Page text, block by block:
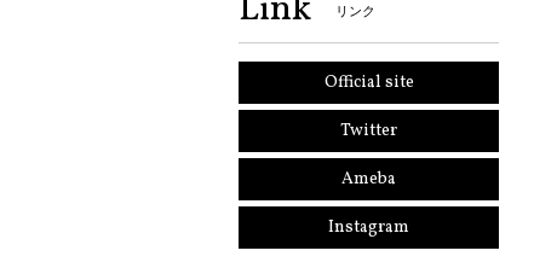
リンク
Official site
Twitter
Ameba
Instagram